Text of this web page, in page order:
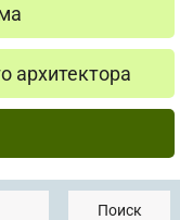
архитектора
Поиск